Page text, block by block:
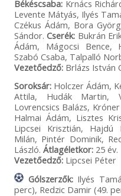
Békéscsaba:Krnács
Levente Mátyás, Ilyés
Czékus Ádám, Bora
Sándor.Cserék: Bukrán
Ádám, Mágocsi Bence,
Szabó Csaba, Talpalló
Vezetőedző:Brlázs István
Soroksár:Holczer Ádám,
Attila, Hudák Martin,
Lovrencsics Balázs,
Halmai Ádám, Lisztes
Lipcsei Krisztián, Hajdú
Milán, Pintér Dominik,
László. Átlagéletkor:25 év.
Vezetőedző:Lipcsei Péter
Gólszerzők:Ilyés
perc), Redzic Damir (49.